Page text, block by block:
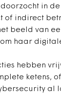
doorzocht in
of indirect
beeld van
om haar
hebben
ketens,
al